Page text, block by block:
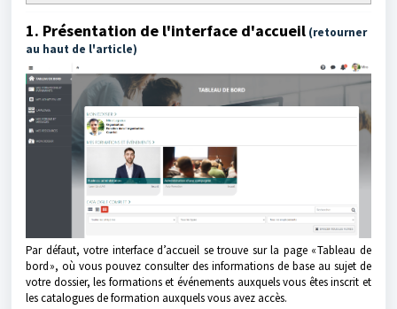
1. Présentation de l'interface d'accueil (retourner
au haut de l'article)
Par défaut, votre interface d’accueil se trouve sur la page « Tableau de
bord », où vous pouvez consulter des informations de base au sujet de
votre dossier, les formations et événements auxquels vous êtes inscrit et
les catalogues de formation auxquels vous avez accès.